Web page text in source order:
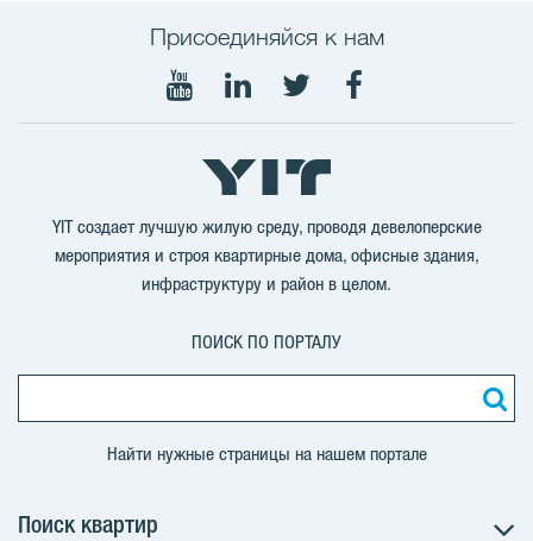
Присоединяйся к нам
Мы
Youtube
Мы
в
LinkedIn
Мы
в
Twitter
Мы
YIT создает лучшую жилую среду, проводя девелоперские
мероприятия и строя квартирные дома, офисные здания,
инфраструктуру и район в целом.
ПОИСК ПО ПОРТАЛУ
Найти нужные страницы на нашем портале
Поиск квартир